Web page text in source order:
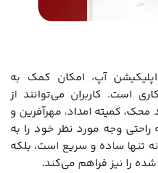
آپ، امکان کمک به
است. کاربران می‌توانند از
محک، کمیته امداد، مهرآفرین و
راحتی وجه مورد نظر خود را به
تنها ساده و سریع است، بلکه
را نیز فراهم می‌کند.